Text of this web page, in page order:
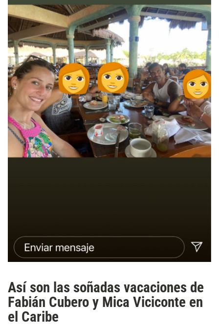
Así son las soñadas vacaciones de
Fabián Cubero y Mica Viciconte en
el Caribe